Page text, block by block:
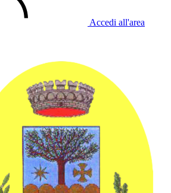
Accedi all'area